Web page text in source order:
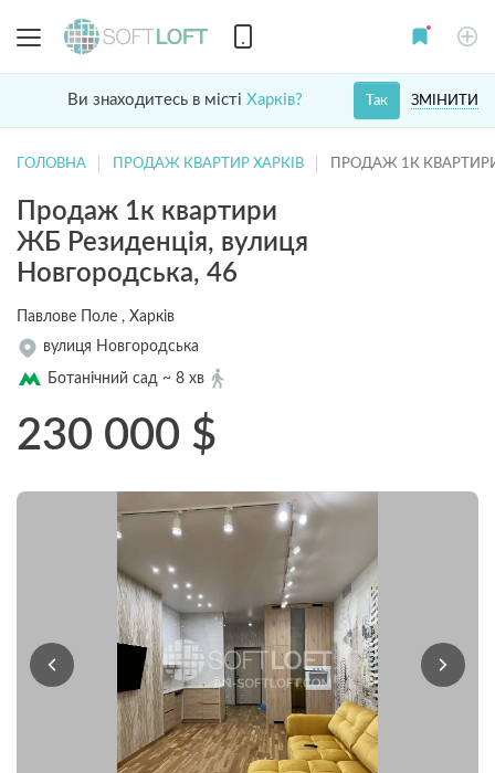
Ви знаходитесь в місті Харків? ЗМІНИТИ
Так
ГОЛОВНА ПРОДАЖ КВАРТИР ХАРКІВ ПРОДАЖ 1К
Продаж 1к квартири
ЖБ Резиденція, вулиця
Новгородська, 46
Павлове Поле , Харків
вулиця Новгородська
Ботанічний сад ~ 8 хв
230 000 $